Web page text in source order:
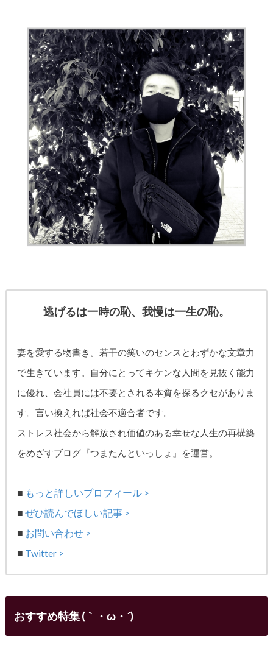
逃げるは一時の恥、我慢は一生の恥。
妻を愛する物書き。 若干の笑いのセンスとわずかな文章力
で生きています。自分にとってキケンな人間を見抜く能力
に優れ、会社員には不要とされる本質を探るクセがありま
す。言い換えれば社会不適合者です。
ストレス社会から解放され価値のある幸せな人生の再構築
をめざすブログ『つまたんといっしょ』を運営。
■ もっと詳しいプロフィール >
■ぜひ読んでほしい記事 >
■ お問い合わせ >
■ Twitter >
おすすめ特集 (｀・ω・´)ゞ